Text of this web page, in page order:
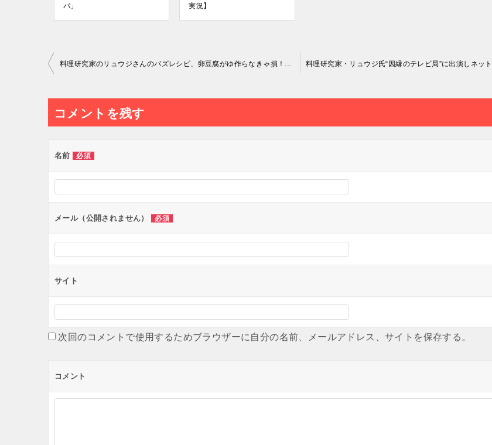
パ」
実況】
投
ナ
ビ
ー
ョ
ン
コメントを残す
名前 必須
メール（公開されません） 必須
サイト
次回のコメントで使用するためブラウザーに自分の名前、メールアドレス、サイトを保存する。
コメント